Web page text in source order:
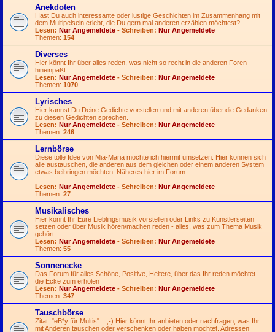
Anekdoten
Hast Du auch interessante oder lustige Geschichten im Zusammenhang mit
dem Multipelsein erlebt, die Du gern mal anderen erzählen möchtest?
Lesen: Nur Angemeldete - Schreiben: Nur Angemeldete
Themen: 154
Diverses
Hier könnt Ihr über alles reden, was nicht so recht in die anderen Foren
hineinpaßt.
Lesen: Nur Angemeldete - Schreiben: Nur Angemeldete
Themen: 1070
Lyrisches
Hier kannst Du Deine Gedichte vorstellen und mit anderen über die Gedanken
zu diesen Gedichten sprechen.
Lesen: Nur Angemeldete - Schreiben: Nur Angemeldete
Themen: 246
Lernbörse
Diese tolle Idee von Mia-Maria möchte ich hiermit umsetzen: Hier können sich
alle austauschen, die anderen aus dem gleichen oder einem anderen System
etwas beibringen möchten. Näheres hier im Forum.
Lesen: Nur Angemeldete - Schreiben: Nur Angemeldete
Themen: 27
Musikalisches
Hier könnt Ihr Eure Lieblingsmusik vorstellen oder Links zu Künstlerseiten
setzen oder über Musik hören/machen reden - alles, was zum Thema Musik
gehört
Lesen: Nur Angemeldete - Schreiben: Nur Angemeldete
Themen: 55
Sonnenecke
Das Forum für alles Schöne, Positive, Heitere, über das Ihr reden möchtet -
die Ecke zum erholen
Lesen: Nur Angemeldete - Schreiben: Nur Angemeldete
Themen: 347
Tauschbörse
Zitat: "eB*y für Multis"... ;-) Hier könnt Ihr anbieten oder nachfragen, was Ihr
mit Anderen tauschen oder verschenken oder haben möchtet. Adressen